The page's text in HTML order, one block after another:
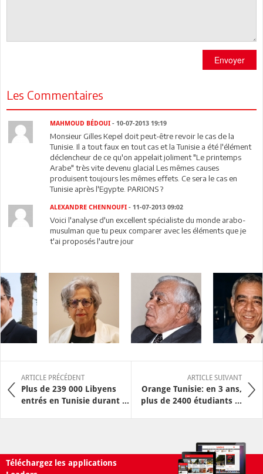
Envoyer
Les Commentaires
MAHMOUD BÉDOUI - 10-07-2013 19:19
Monsieur Gilles Kepel doit peut-être revoir le cas de la
Tunisie. Il a tout faux en tout cas et la Tunisie a été l'élément
déclencheur de ce qu'on appelait joliment "Le printemps
Arabe" très vite devenu glacial Les mêmes causes
produisent toujours les mêmes effets. Ce sera le cas en
Tunisie après l'Egypte. PARIONS ?
ALEXANDRE CHENNOUFI - 11-07-2013 09:02
Voici l'analyse d'un excellent spécialiste du monde arabo-
musulman que tu peux comparer avec les éléments que je
t'ai proposés l'autre jour
ARTICLE PRÉCÉDENT
Plus de 239 000 Libyens
entrés en Tunisie durant ...
ARTICLE SUIVANT
Orange Tunisie: en 3 ans,
plus de 2400 étudiants ...
Téléchargez les applications